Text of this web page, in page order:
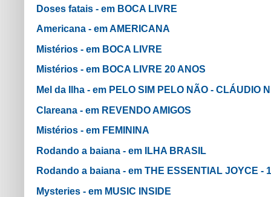
Doses fatais - em BOCA LIVRE
Americana - em AMERICANA
Mistérios - em BOCA LIVRE
Mistérios - em BOCA LIVRE 20 ANOS
Mel da Ilha - em PELO SIM PELO NÃO - CLÁUDIO
Clareana - em REVENDO AMIGOS
Mistérios - em FEMININA
Rodando a baiana - em ILHA BRASIL
Rodando a baiana - em THE ESSENTIAL JOYCE -
Mysteries - em MUSIC INSIDE